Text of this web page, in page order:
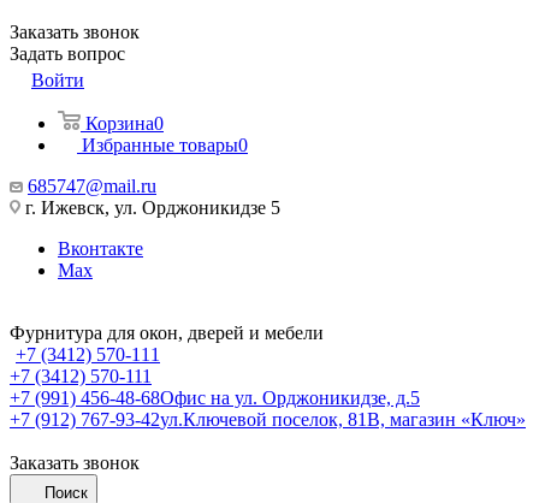
Заказать звонок
Задать вопрос
Войти
Корзина0
Избранные товары0
685747@mail.ru
г. Ижевск, ул. Орджоникидзе 5
Вконтакте
Max
Фурнитура для окон, дверей и мебели
+7 (3412) 570-111
+7 (3412) 570-111
+7 (991) 456-48-68Офис на ул. Орджоникидзе, д.5
+7 (912) 767-93-42ул.Ключевой поселок, 81В, магазин «Ключ»
Заказать звонок
Поиск